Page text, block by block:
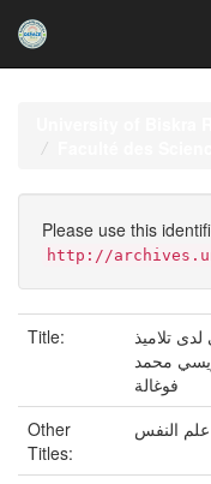
Please use this
http://
Title:
تلاميذ
محمد
فوغالة
Other
Titles:
علم النفس